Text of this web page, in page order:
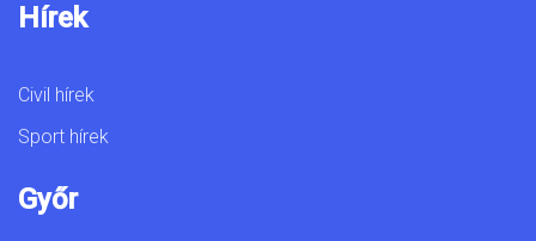
Hírek
Civil hírek
Sport hírek
Győr